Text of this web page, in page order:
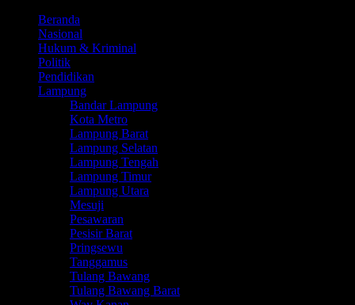
Beranda
Nasional
Hukum & Kriminal
Politik
Pendidikan
Lampung
Bandar Lampung
Kota Metro
Lampung Barat
Lampung Selatan
Lampung Tengah
Lampung Timur
Lampung Utara
Mesuji
Pesawaran
Pesisir Barat
Pringsewu
Tanggamus
Tulang Bawang
Tulang Bawang Barat